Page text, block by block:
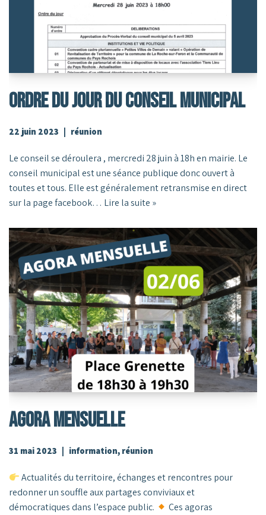
ORDRE DU JOUR DU CONSEIL MUNICIPAL
22 juin 2023 réunion
Le conseil se déroulera , mercredi 28 juin à 18h en mairie. Le
conseil municipal est une séance publique donc ouvert à
toutes et tous. Elle est généralement retransmise en direct
sur la page facebook… Lire la suite »
AGORA MENSUELLE
31 mai 2023 information, réunion
Actualités du territoire, échanges et rencontres pour
redonner un souffle aux partages conviviaux et
démocratiques dans l’espace public.
Ces agoras